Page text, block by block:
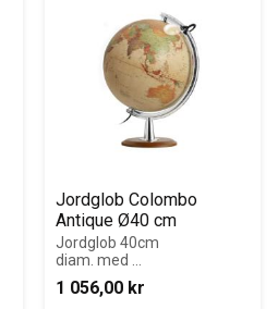
Jordglob Colombo
Antique Ø40 cm
Jordglob 40cm
diam. med
belysning. Fot i
mörkt trä och
1 056,00 kr